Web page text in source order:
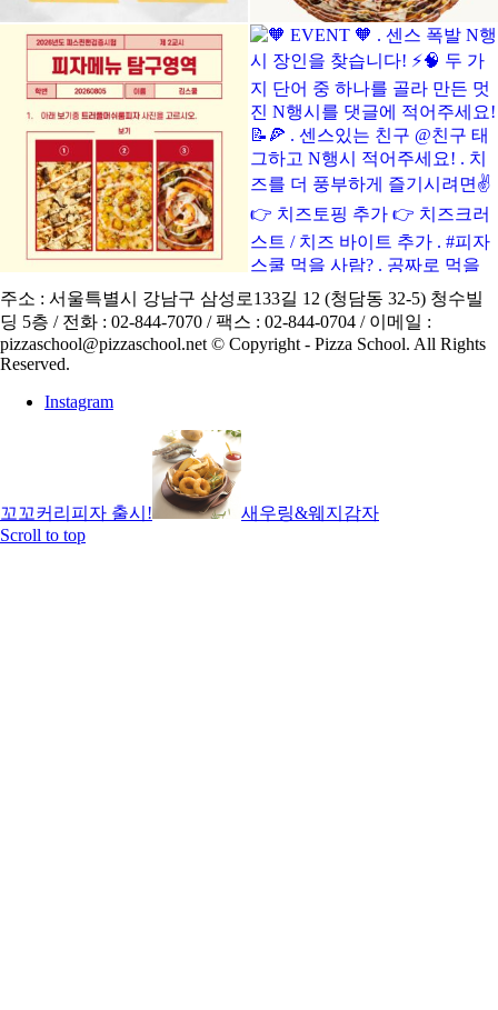
주소 : 서울특별시 강남구 삼성로133길 12 (청담동 32-5) 청수빌
딩 5층 / 전화 : 02-844-7070 / 팩스 : 02-844-0704 / 이메일 :
pizzaschool@pizzaschool.net © Copyright - Pizza School. All Rights
Reserved.
Instagram
꼬꼬커리피자 출시!
새우링&웨지감자
Scroll to top